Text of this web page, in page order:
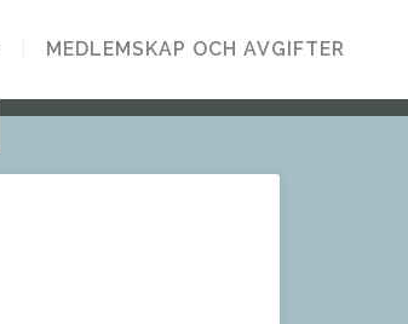
MEDLEMSKAP OCH AVGIFTER